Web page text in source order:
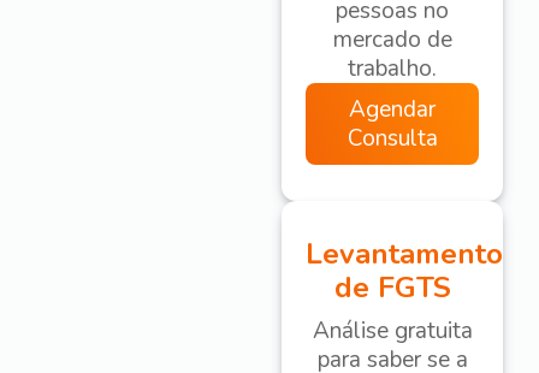
pessoas no
mercado de
trabalho.
Agendar
Consulta
Levantamento
de FGTS
Análise gratuita
para saber se a